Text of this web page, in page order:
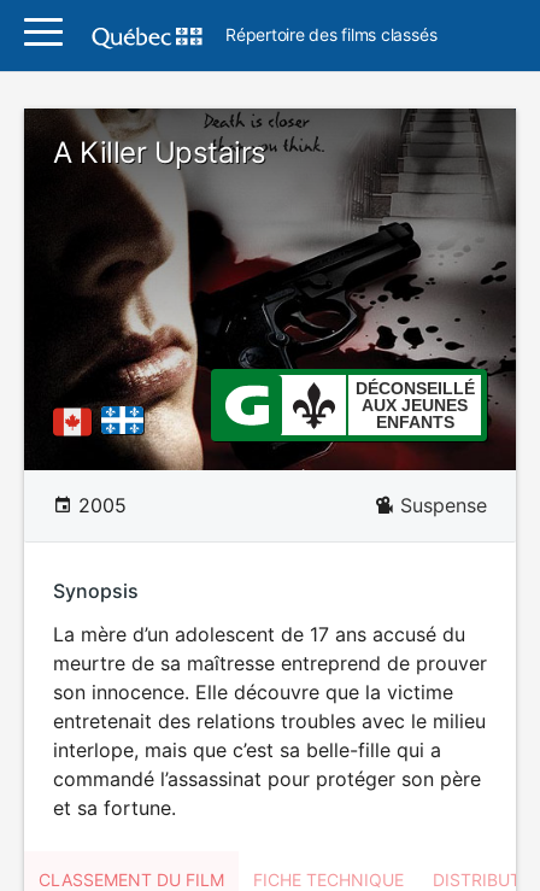
Répertoire des films classés
A Killer Upstairs
DÉCONSEILLÉ
AUX JEUNES
ENFANTS
2005 Suspense
Synopsis
La mère d’un adolescent de 17 ans accusé du
meurtre de sa maîtresse entreprend de prouver
son innocence. Elle découvre que la victime
entretenait des relations troubles avec le milieu
interlope, mais que c’est sa belle-fille qui a
commandé l’assassinat pour protéger son père
et sa fortune.
CLASSEMENT DU FILM FICHE TECHNIQUE